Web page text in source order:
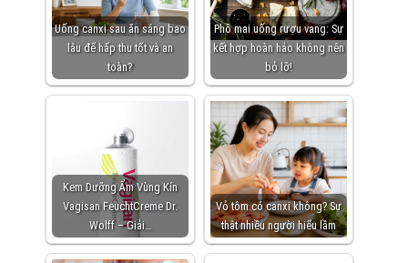
Uống canxi sau ăn sáng bao
lâu để hấp thu tốt và an
toàn?
Phô mai uống rượu vang: Sự
kết hợp hoàn hảo không nên
bỏ lỡ!
Kem Dưỡng Ẩm Vùng Kín
Vagisan FeuchtCreme Dr.
Wolff – Giải…
Vỏ tôm có canxi không? Sự
thật nhiều người hiểu lầm